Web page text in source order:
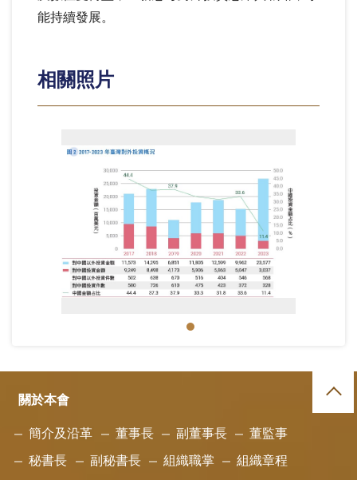
能持續發展。
相關照片
圖2 2017~2023年臺灣對外投資概況.jpg
關於本會
簡介及沿革 董事長 副董事長 董監事
秘書長 副秘書長 組織職掌 組織章程